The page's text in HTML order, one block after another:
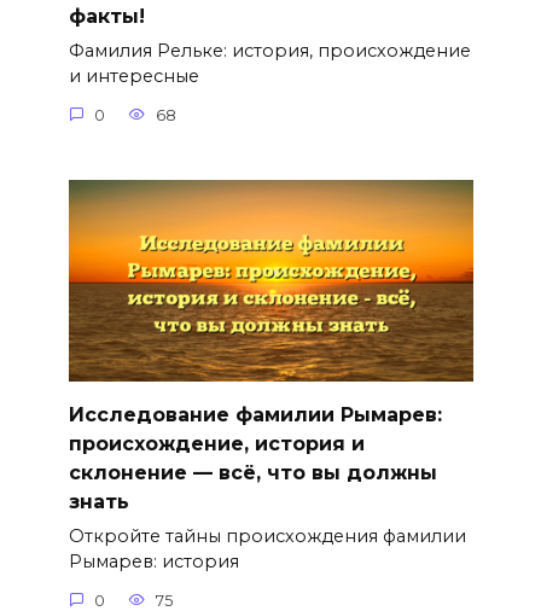
факты!
Фамилия Рельке: история, происхождение
и интересные
0 68
Исследование фамилии Рымарев:
происхождение, история и
склонение — всё, что вы должны
знать
Откройте тайны происхождения фамилии
Рымарев: история
0 75